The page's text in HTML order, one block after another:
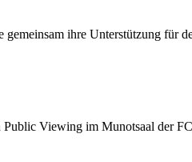
gemeinsam ihre Unterstützung für
Viewing im Munotsaal der